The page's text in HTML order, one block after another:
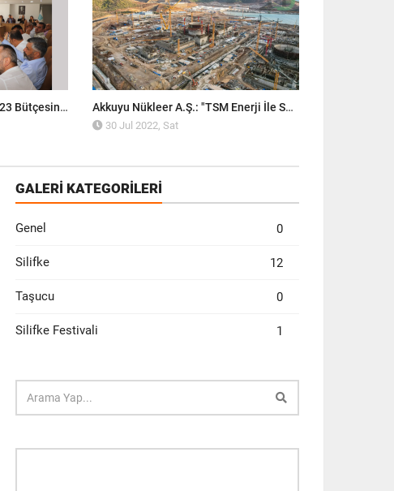
Silifke Belediye Meclisi, 2023 Bütçesini Onayladı! Akkuyu Nükleer A.Ş.: "TSM Enerji İle Sözleşme İmzalandı"
30 Jul 2022, Sat
GALERİ KATEGORİLERİ
Genel 0
Silifke 12
Taşucu 0
Silifke Festivali 1